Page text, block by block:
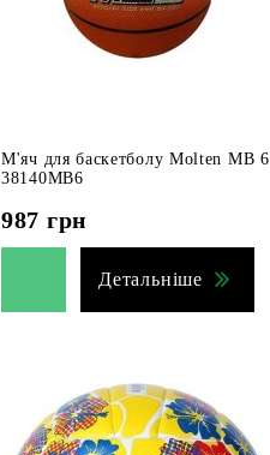
М'яч для баскетболу Molten MB 6
38140MB6
987 грн
Детальніше